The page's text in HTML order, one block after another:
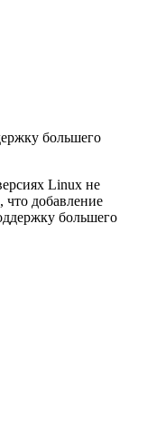
большего
Linux не
что добавление
большего